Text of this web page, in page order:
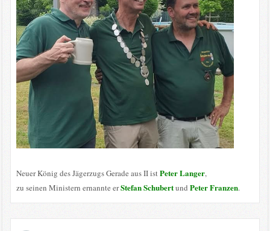
Neuer König des Jägerzugs Gerade aus II istPeter Langer,
zu seinen Ministern ernannte erStefan Schubertund Peter Franzen.